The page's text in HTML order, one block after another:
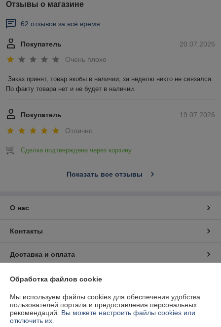
Отзывы о магазине
62 отзывов за всё время
20.07.2026
Покупатель
Очень плохо
Заказ принят, товар якобы в наличии, за неделю никто не связался.
По факту товара нет и не будет в наличии.
19.07.2026
Покупатель
Отлично
Сделка подтверждена через корзину
Показать все отзывы
О нас
Контакты
Доставка и оплата
График работы
Полная версия сайта
Политика обработки cookies
Обработка файлов cookie
Мы используем файлы cookies для обеспечения удобства
пользователей портала и предоставления персональных
рекомендаций. Вы можете настроить файлы cookies или
отключить их.